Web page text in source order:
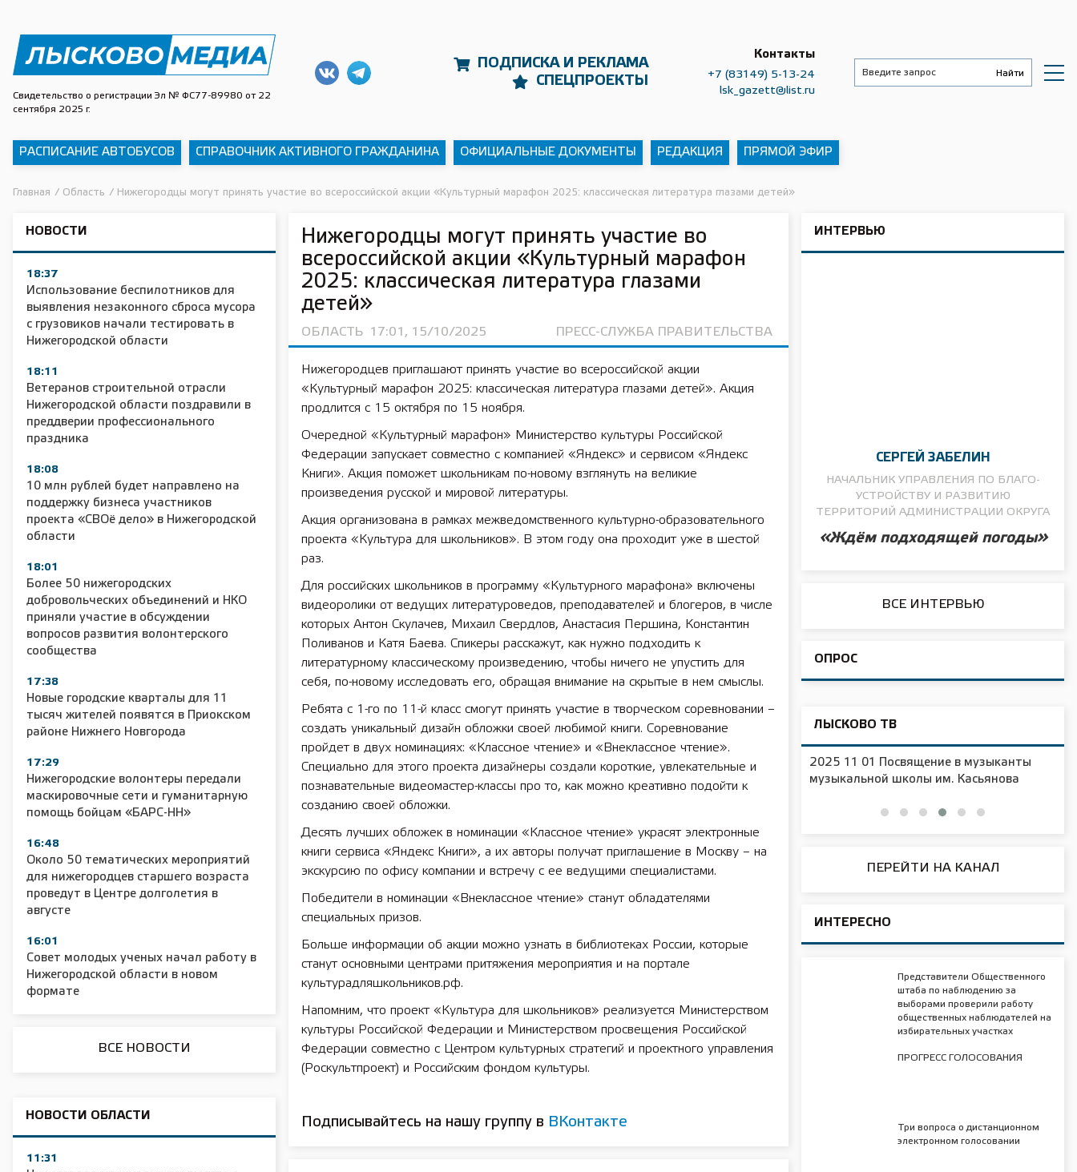
Свидетельство о регистрации Эл № ФС77-89980 от 22
сентября 2025 г.
ПОДПИСКА И РЕКЛАМА
СПЕЦПРОЕКТЫ
Контакты
+7 (83149) 5-13-24
lsk_gazett@list.ru
РАСПИСАНИЕ АВТОБУСОВ СПРАВОЧНИК АКТИВНОГО ГРАЖДАНИНА ОФИЦИАЛЬНЫЕ ДОКУМЕНТЫ РЕДАКЦИЯ ПРЯМОЙ ЭФИР
Главная / Область / Нижегородцы могут принять участие во всероссийской акции «Культурный марафон 2025: классическая литература глазами детей»
НОВОСТИ
18:37
Использование беспилотников для
выявления незаконного сброса мусора
с грузовиков начали тестировать в
Нижегородской области
18:11
Ветеранов строительной отрасли
Нижегородской области поздравили в
преддверии профессионального
праздника
18:08
10 млн рублей будет направлено на
поддержку бизнеса участников
проекта «СВОё дело» в Нижегородской
области
18:01
Более 50 нижегородских
добровольческих объединений и НКО
приняли участие в обсуждении
вопросов развития волонтерского
сообщества
17:38
Новые городские кварталы для 11
тысяч жителей появятся в Приокском
районе Нижнего Новгорода
17:29
Нижегородские волонтеры передали
маскировочные сети и гуманитарную
помощь бойцам «БАРС-НН»
16:48
Около 50 тематических мероприятий
для нижегородцев старшего возраста
проведут в Центре долголетия в
августе
16:01
Совет молодых ученых начал работу в
Нижегородской области в новом
формате
ВСЕ НОВОСТИ
НОВОСТИ ОБЛАСТИ
11:31
Нижегородцы могут принять участие во
всероссийской акции «Культурный марафон
2025: классическая литература глазами
детей»
ОБЛАСТЬ 17:01, 15/10/2025 ПРЕСС-СЛУЖБА ПРАВИТЕЛЬСТВА
Нижегородцев приглашают принять участие во всероссийской акции
«Культурный марафон 2025: классическая литература глазами детей». Акция
продлится с 15 октября по 15 ноября.
Очередной «Культурный марафон» Министерство культуры Российской
Федерации запускает совместно с компанией «Яндекс» и сервисом «Яндекс
Книги». Акция поможет школьникам по-новому взглянуть на великие
произведения русской и мировой литературы.
Акция организована в рамках межведомственного культурно-образовательного
проекта «Культура для школьников». В этом году она проходит уже в шестой
раз.
Для российских школьников в программу «Культурного марафона» включены
видеоролики от ведущих литературоведов, преподавателей и блогеров, в числе
которых Антон Скулачев, Михаил Свердлов, Анастасия Першина, Константин
Поливанов и Катя Баева. Спикеры расскажут, как нужно подходить к
литературному классическому произведению, чтобы ничего не упустить для
себя, по-новому исследовать его, обращая внимание на скрытые в нем смыслы.
Ребята с 1-го по 11-й класс смогут принять участие в творческом соревновании –
создать уникальный дизайн обложки своей любимой книги. Соревнование
пройдет в двух номинациях: «Классное чтение» и «Внеклассное чтение».
Специально для этого проекта дизайнеры создали короткие, увлекательные и
познавательные видеомастер-классы про то, как можно креативно подойти к
созданию своей обложки.
Десять лучших обложек в номинации «Классное чтение» украсят электронные
книги сервиса «Яндекс Книги», а их авторы получат приглашение в Москву – на
экскурсию по офису компании и встречу с ее ведущими специалистами.
Победители в номинации «Внеклассное чтение» станут обладателями
специальных призов.
Больше информации об акции можно узнать в библиотеках России, которые
станут основными центрами притяжения мероприятия и на портале
культурадляшкольников.рф.
Напомним, что проект «Культура для школьников» реализуется Министерством
культуры Российской Федерации и Министерством просвещения Российской
Федерации совместно с Центром культурных стратегий и проектного управления
(Роскультпроект) и Российским фондом культуры.
Подписывайтесь на нашу группу в ВКонтакте
ИНТЕРВЬЮ
СЕРГЕЙ ЗАБЕЛИН
НАЧАЛЬНИК УПРАВЛЕНИЯ ПО БЛАГО­
УСТРОЙСТВУ И РАЗВИТИЮ
ТЕРРИТОРИЙ АДМИНИСТРАЦИИ ОКРУГА
«Ждём подходящей погоды»
ВСЕ ИНТЕРВЬЮ
ОПРОС
ЛЫСКОВО ТВ
11 01 55 лет СОШ №2
2025 11 01 Земли
2025 11 01 Новая образовательная
2025 11 01 Посвящение в музыканты
музыкальной школы им. Касьянова
ПЕРЕЙТИ НА КАНАЛ
ИНТЕРЕСНО
Представители Общественного
штаба по наблюдению за
выборами проверили работу
общественных наблюдателей на
избирательных участках
ПРОГРЕСС ГОЛОСОВАНИЯ
Три вопроса о дистанционном
электронном голосовании